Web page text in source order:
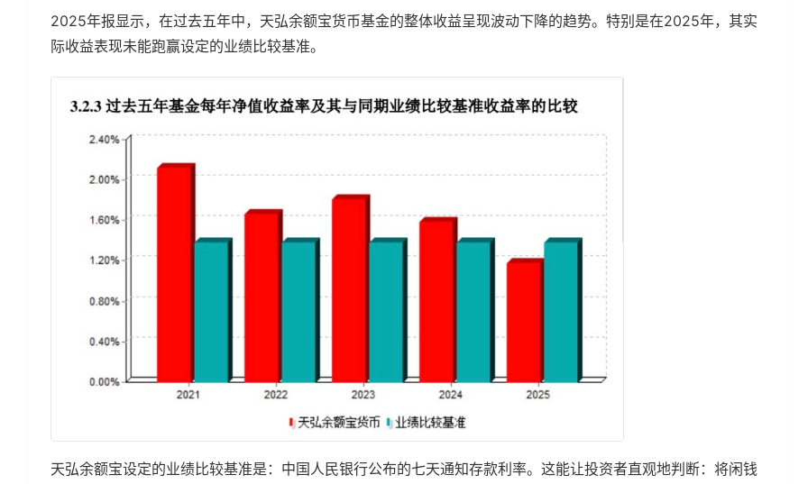
2025年报显示，在过去五年中，天弘余额宝货币基金的整体收益呈现波动下降的趋势。特别是在2025年，其实
际收益表现未能跑赢设定的业绩比较基准。
天弘余额宝设定的业绩比较基准是：中国人民银行公布的七天通知存款利率。这能让投资者直观地判断：将闲钱